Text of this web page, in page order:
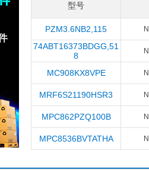
型号
PZM3.6NB2,115
74ABT16373BDGG,51
8
MC908KX8VPE
MRF6S21190HSR3
MPC862PZQ100B
MPC8536BVTATHA